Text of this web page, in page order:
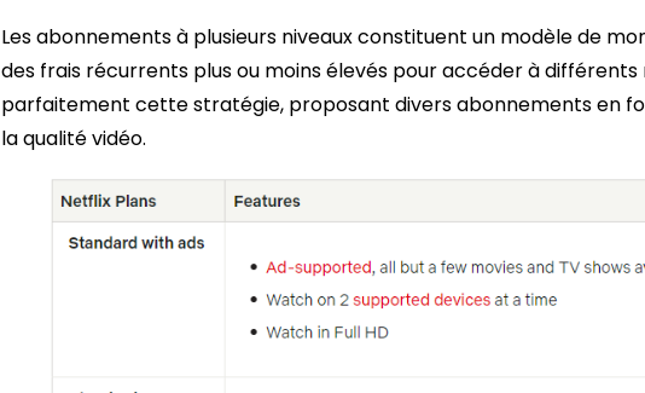
Les abonnements à plusieurs niveaux constituent un modèle de
des frais récurrents plus ou moins élevés pour accéder à différents
parfaitement cette stratégie, proposant divers abonnements en
la qualité vidéo.